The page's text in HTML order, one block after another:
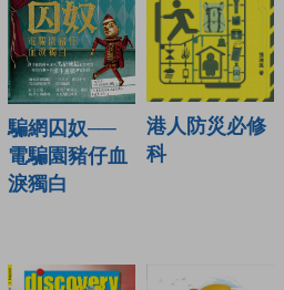
騙網囚奴──
電騙園豬仔血
淚獨白
港人防災必修
科